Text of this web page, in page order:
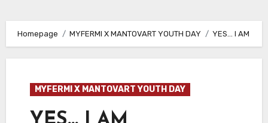
Homepage MYFERMI X MANTOVART YOUTH DAY YES… I AM
MYFERMI X MANTOVART YOUTH DAY